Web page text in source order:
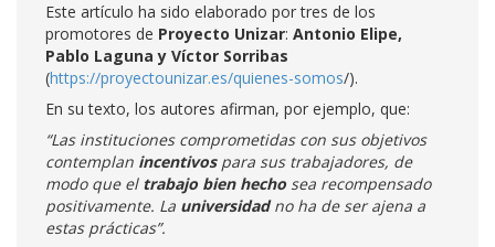
Este artículo ha sido elaborado por tres de los
promotores de Proyecto Unizar: Antonio Elipe,
Pablo Laguna y Víctor Sorribas
(https://proyectounizar.es/quienes-somos/).
En su texto, los autores afirman, por ejemplo, que:
“Las instituciones comprometidas con sus objetivos
contemplan incentivos para sus trabajadores, de
modo que el trabajo bien hecho sea recompensado
positivamente. La universidadno ha de ser ajena a
estas prácticas”.